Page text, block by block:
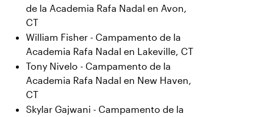
de la Academia Rafa Nadal en Avon,
CT
William Fisher - Campamento de la
Academia Rafa Nadal en Lakeville, CT
Tony Nivelo - Campamento de la
Academia Rafa Nadal en New Haven,
CT
Skylar Gajwani - Campamento de la